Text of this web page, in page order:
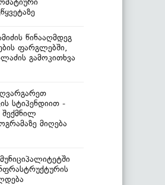
წინააღმდეგ
ფარგლებში,
გამოკითხვა
სტიპენდიით -
მიღება